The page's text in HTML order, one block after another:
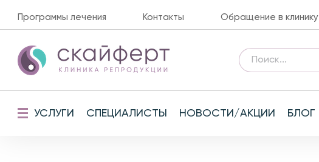
Программы лечения Контакты Обращение в клинику
УСЛУГИ СПЕЦИАЛИСТЫ НОВОСТИ/АКЦИИ БЛОГ